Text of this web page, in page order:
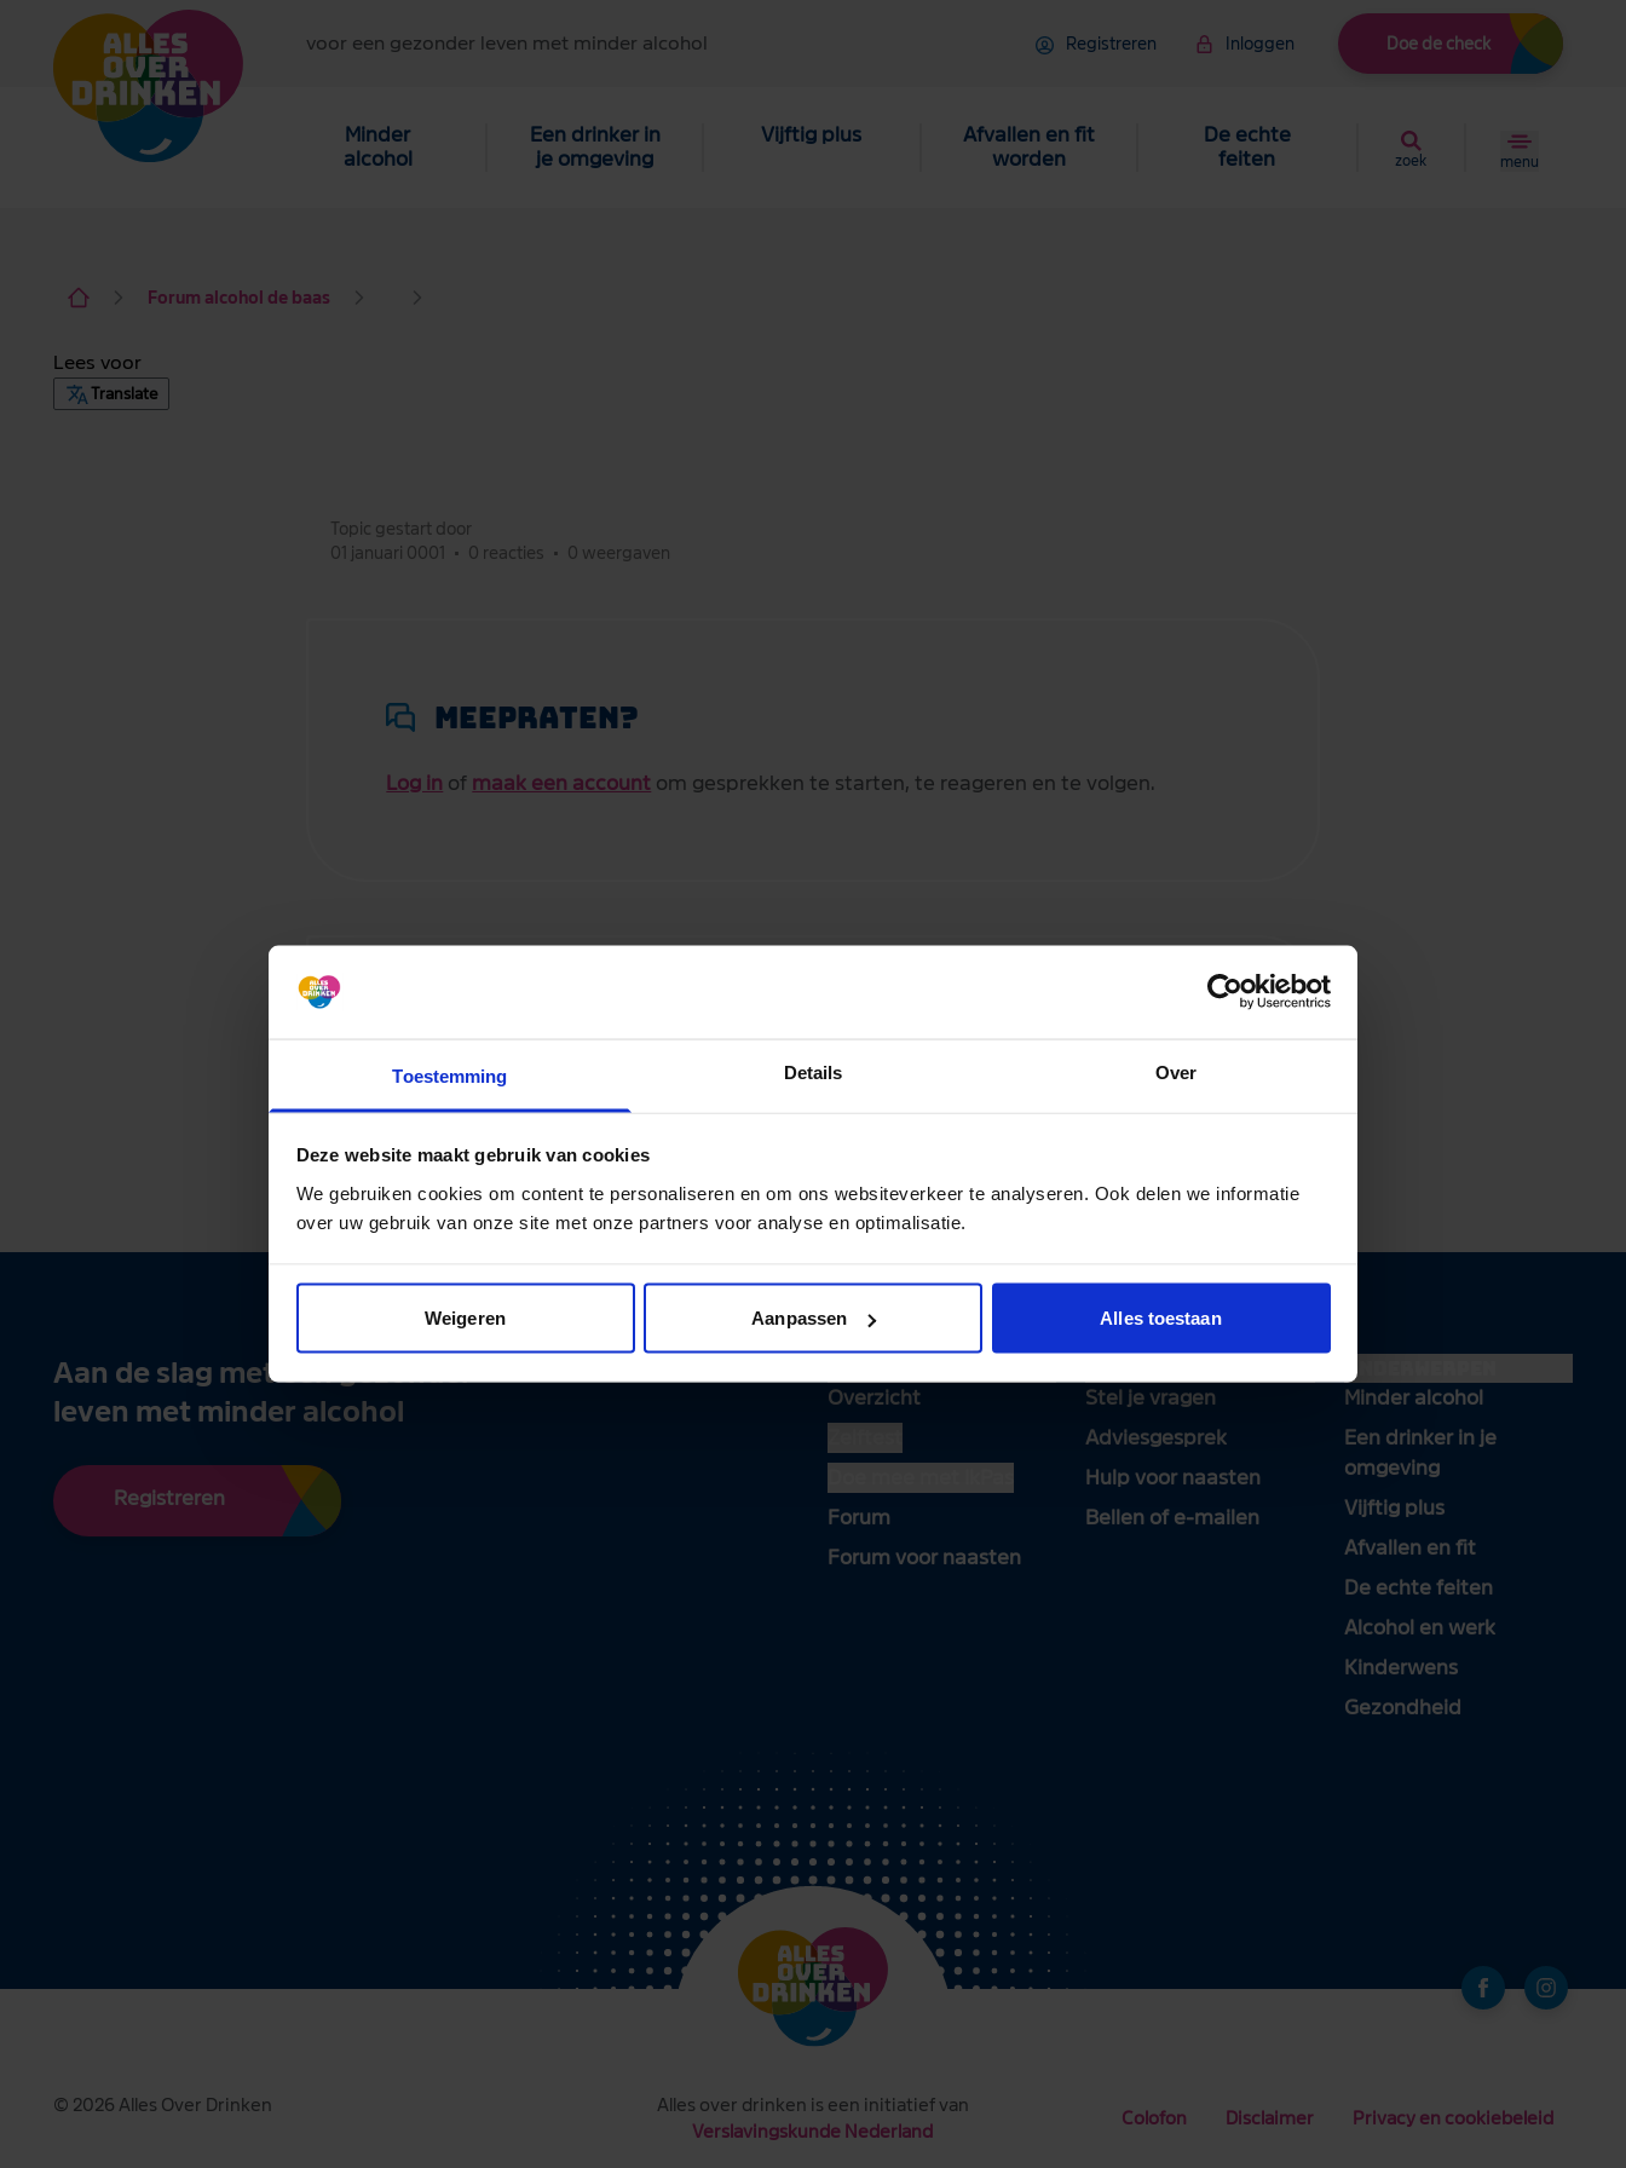
Toestemming Details Over
Deze website maakt gebruik van cookies
We gebruiken cookies om content te personaliseren en om ons websiteverkeer te analyseren. Ook delen we informatie
over uw gebruik van onze site met onze partners voor analyse en optimalisatie.
Weigeren Aanpassen Alles toestaan
voor een gezonder leven met minder alcohol Registreren Inloggen Doe de check
Minder
alcohol
Een drinker in
je omgeving
Vijftig plus
Afvallen en fit
worden
De echte
feiten
zoek menu
Forum alcohol de baas
Lees voor
Translate
Topic gestart door
01 januari 0001
• 0 reacties • 0 weergaven
Meepraten?
Log in of maak een account om gesprekken te starten, te reageren en te volgen.
Aan de slag met een gezonder
leven met minder alcohol
Registreren
Overzicht
Forum
Forum voor naasten
Stel je vragen
Adviesgesprek
Hulp voor naasten
Bellen of e-mailen
Minder alcohol
Een drinker in je
omgeving
Vijftig plus
Afvallen en fit
De echte feiten
Alcohol en werk
Kinderwens
Gezondheid
© 2026 Alles Over Drinken
Alles over drinken is een initiatief van
Verslavingskunde Nederland
Colofon Disclaimer Privacy en cookiebeleid